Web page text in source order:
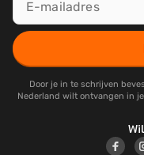
Door je in te schrijven
Nederland wilt ontvangen in